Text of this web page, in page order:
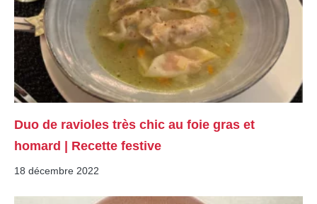
Duo de ravioles très chic au foie gras et
homard | Recette festive
18 décembre 2022